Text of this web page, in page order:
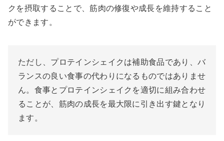
クを摂取することで、筋肉の修復や成長を維持すること
ができます。
ただし、プロテインシェイクは補助食品であり、バ
ランスの良い食事の代わりになるものではありませ
ん。食事とプロテインシェイクを適切に組み合わせ
ることが、筋肉の成長を最大限に引き出す鍵となり
ます。